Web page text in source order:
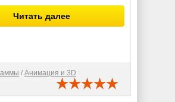
Читать далее
/ Анимация и 3D